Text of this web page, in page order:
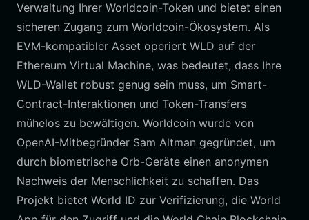
Verwaltung Ihrer Worldcoin-Token und bietet einen
sicheren Zugang zum Worldcoin-Ökosystem. Als
EVM-kompatibler Asset operiert WLD auf der
Ethereum Virtual Machine, was bedeutet, dass Ihre
WLD-Wallet robust genug sein muss, um Smart-
Contract-Interaktionen und Token-Transfers
mühelos zu bewältigen. Worldcoin wurde von
OpenAI-Mitbegründer Sam Altman gegründet, um
durch biometrische Orb-Geräte einen anonymen
Nachweis der Menschlichkeit zu schaffen. Das
Projekt bietet World ID zur Verifizierung, die World